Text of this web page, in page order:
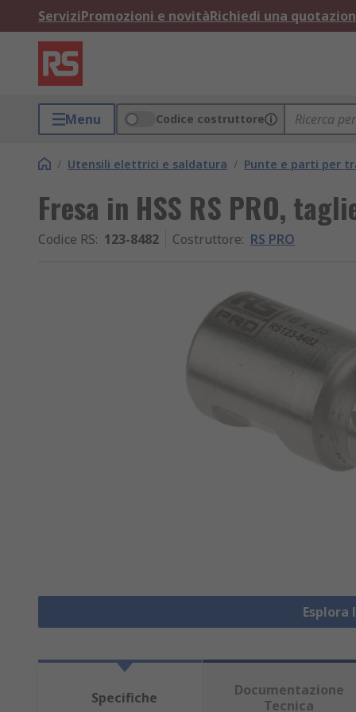
ServiziPromozioni e novitàRichiedi una
Menu Codice costruttore
/ Utensili elettrici e saldatura / Punte e parti per
Fresa in HSS RS PRO,
Codice RS: 123-8482 Costruttore: RS PRO
Esplora
Specifiche
Documentazione
Tecnica